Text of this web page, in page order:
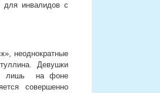
для инвалидов с
неоднократные
Девушки
лишь на фоне
совершенно